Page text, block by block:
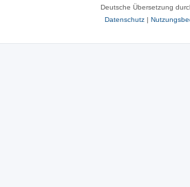
Deutsche Übersetzung
Datenschutz|